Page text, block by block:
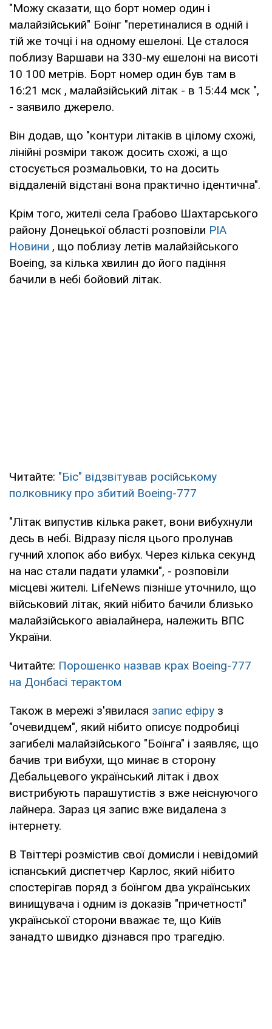
"Можу сказати, що борт номер один і
малайзійський" Боїнг "перетиналися в одній і
тій же точці і на одному ешелоні. Це сталося
поблизу Варшави на 330-му ешелоні на висоті
10 100 метрів. Борт номер один був там в
16:21 мск , малайзійський літак - в 15:44 мск ",
- заявило джерело.
Він додав, що "контури літаків в цілому схожі,
лінійні розміри також досить схожі, а що
стосується розмальовки, то на досить
віддаленій відстані вона практично ідентична".
Крім того, жителі села Грабово Шахтарського
району Донецької області розповіли РІА
Новини , що поблизу летів малайзійського
Boeing, за кілька хвилин до його падіння
бачили в небі бойовий літак.
Читайте: "Біс" відзвітував російському
полковнику про збитий Boeing-777
"Літак випустив кілька ракет, вони вибухнули
десь в небі. Відразу після цього пролунав
гучний хлопок або вибух. Через кілька секунд
на нас стали падати уламки", - розповіли
місцеві жителі. LifeNews пізніше уточнило, що
військовий літак, який нібито бачили близько
малайзійського авіалайнера, належить ВПС
України.
Читайте: Порошенко назвав крах Boeing-777
на Донбасі терактом
Також в мережі з'явилася запис ефіру з
"очевидцем", який нібито описує подробиці
загибелі малайзійського "Боїнга" і заявляє, що
бачив три вибухи, що минає в сторону
Дебальцевого український літак і двох
вистрибують парашутистів з вже неіснуючого
лайнера. Зараз ця запис вже видалена з
інтернету.
В Твіттері розмістив свої домисли і невідомий
іспанський диспетчер Карлос, який нібито
спостерігав поряд з боїнгом два українських
винищувача і одним із доказів "причетності"
української сторони вважає те, що Київ
занадто швидко дізнався про трагедію.